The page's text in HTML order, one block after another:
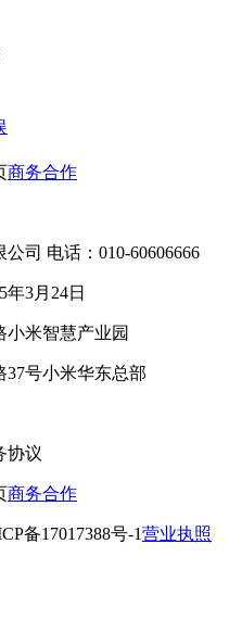
商务合作
司 电话：010-60606666
年3月24日
米智慧产业园
号小米华东总部
协议
商务合作
备17017388号-1营业执照